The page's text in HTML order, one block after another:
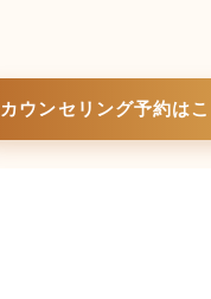
カウンセリング予約は